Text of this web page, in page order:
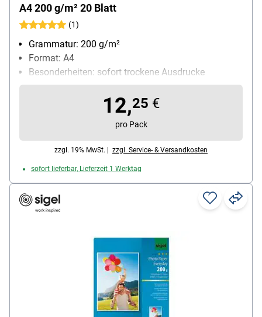
A4 200 g/m² 20 Blatt
(1)
Grammatur: 200 g/m²
Format: A4
Besonderheiten: sofort trockene Ausdrucke
Anwendung: für Tintenstrahldrucker geeignet
Inhalt pro Pack: 20 Blatt
12,25 €
pro Pack
zzgl. 19% MwSt. | zzgl. Service- & Versandkosten
sofort lieferbar, Lieferzeit 1 Werktag